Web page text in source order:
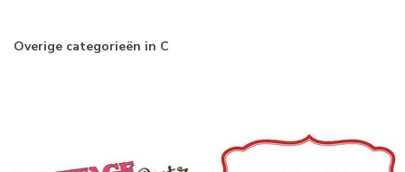
Overige categorieën in C